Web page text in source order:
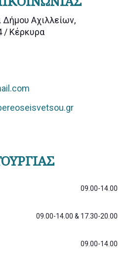
Αχιλλείων,
/ Κέρκυρα
09.00-14.00
09.00-14.00 & 17.30-20.00
09.00-14.00